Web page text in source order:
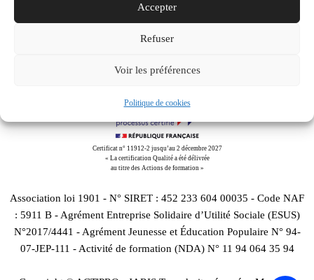
Accepter
Refuser
Voir les préférences
Politique de cookies
Downloads:full (1920x1080)|large (980x551)|medium
thumbnail (150x150)
Certificat n° 11912-2 jusqu’au 2 décembre 2027
« La certification Qualité a été délivrée
au titre des Actions de formation »
Association loi 1901 - N° SIRET : 452 233 604 00035 - Code NAF
: 5911 B - Agrément Entreprise Solidaire d’Utilité Sociale (ESUS)
N°2017/4441 - Agrément Jeunesse et Éducation Populaire N° 94-
07-JEP-111 - Activité de formation (NDA) N° 11 94 064 35 94